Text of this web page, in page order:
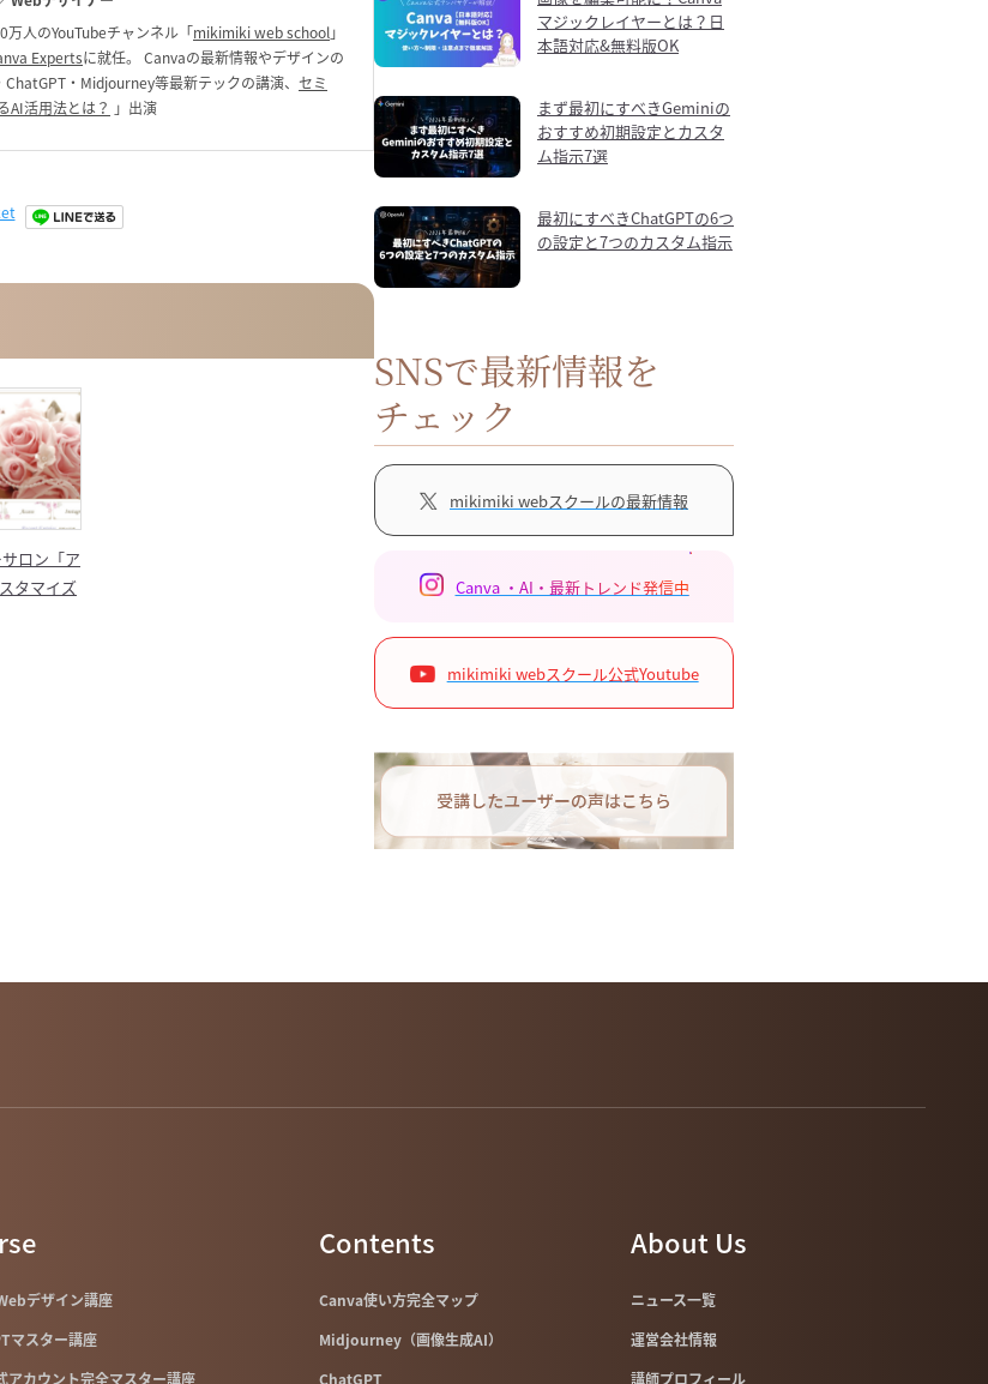
人のYouTubeチャンネル「mikimiki web school」
Expertsに就任。 Canvaの最新情報やデザインの
・Midjourney等最新テックの講演、 セミ
AI活用法とは？ 」出演
ロン「ア
タマイズ
マジックレイヤーとは？日
本語対応&無料版OK
まず最初にすべきGeminiの
おすすめ初期設定とカスタ
ム指示7選
最初にすべきChatGPTの6つ
の設定と7つのカスタム指示
SNSで最新情報を
チェック
mikimiki webスクールの最新情報
Canva ・AI・最新トレンド発信中
mikimiki webスクール公式Youtube
デザイン講座
マスター講座
アカウント完全マスター講座
Contents
Canva使い方完全マップ
Midjourney（画像生成AI）
ChatGPT
About Us
ニュース一覧
運営会社情報
講師プロフィール